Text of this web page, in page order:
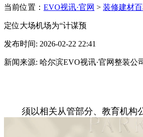
当前位置： EVO视讯·官网 > 装修建材
定位大场机场为“计谋预
发布时间: 2026-02-22 22:41
新闻来源: 哈尔滨EVO视讯·官网整装公
须以相关从管部分、教育机构公